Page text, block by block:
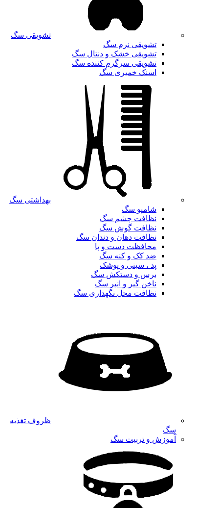
تشویقی سگ
تشویقی نرم سگ
تشویقی خشک و دنتال سگ
تشویقی سرگرم کننده سگ
اسنک خمیری سگ
بهداشتی سگ
شامپو سگ
نظافت چشم سگ
نظافت گوش سگ
نظافت دهان و دندان سگ
محافظت دست و پا
ضد کک و کنه سگ
پد ، سینی و پوشک
برس و دستکش سگ
ناخن گیر و انبر سگ
نظافت محل نگهداری سگ
ظروف تغذیه
سگ
آموزش و تربیت سگ